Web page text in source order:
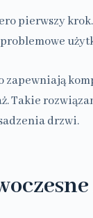
pierwszy
zapewniają
Takie
drzwi.